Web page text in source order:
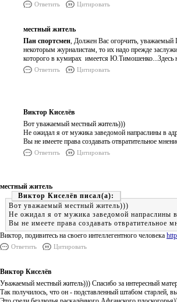
Ответить Цитировать
местный житель
Пан спортсмен, Должен Вас огорчить, уважаемый
некоторым журналистам, то их надо прежде
которого в кумирах имеется Ю.Тимошенко...Здесь
Ответить Цитировать
Виктор Киселёв
Вот уважаемый местный житель)))
Не ожидал я от мужика заведомой напраслины в
Вы не имеете права создавать отвратительное
Ответить Цитировать
местный житель
Виктор Киселёв
Вот уважаемый местный житель)))
Не ожидал я от мужика заведомой напраслины
Вы не имеете права создавать отвратительное
Виктор, подивитесь на своего интеллегентного человека
Ответить Цитировать
Виктор Киселёв
Уважаемый местный житель))) Спасибо за интересный
Так получилось, что он - подставленный штабом старлей,